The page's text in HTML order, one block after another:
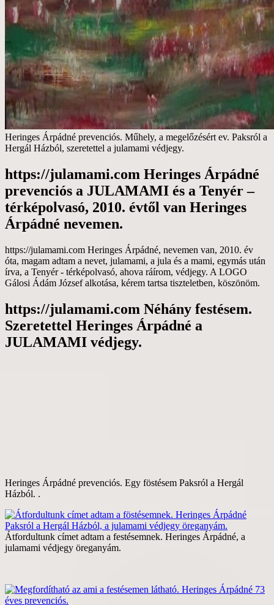
Heringes Árpádné prevenciós. Műhely, a megelőzésért ev. Paksról a
Hergál Házból, szeretettel a julamami védjegy.
https://julamami.com Heringes Árpádné
prevenciós a JULAMAMI és a Tenyér –
térképolvasó, 2010. évtől van Heringes
Árpádné nevemen.
https://julamami.com Heringes Árpádné, nevemen van, 2010. év
óta, magam adtam a nevet, julamami, a jula és a mami, egymás után
írva, a Tenyér - térképolvasó, ahova ráírom, védjegy. A LOGO
Gálosi Ádám József alkotása, kérem tartsa tiszteletben, köszönöm.
https://julamami.com Néhány festésem.
Szeretettel Heringes Árpádné a
JULAMAMI védjegy.
Heringes Árpádné prevenciós. Egy föstésem Paksról a Hergál
Házból. .
Átfordultunk címet adtam a festésemnek. Heringes Árpádné, a
julamami védjegy öreganyám.